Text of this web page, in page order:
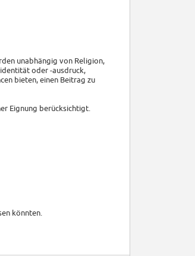
unabhängig von Religion,
oder -ausdruck,
bieten, einen Beitrag zu
Eignung berücksichtigt.
könnten.